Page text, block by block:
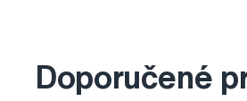
Doporučené